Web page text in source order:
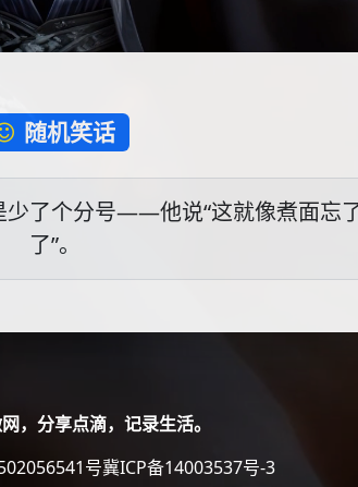
随机笑话
了个分号——他说“这就像煮面忘
了”。
，分享点滴，记录生活。
号冀ICP备14003537号-3